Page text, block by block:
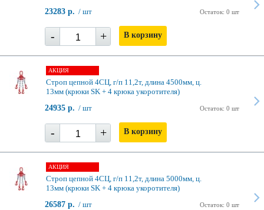
Остаток: 0 шт
23283 р. / шт
- + В корзину
АКЦИЯ
Строп цепной 4СЦ, г/п 11,2т, длина 4500мм, ц.
13мм (крюки SK + 4 крюка укоротителя)
Остаток: 0 шт
24935 р. / шт
- + В корзину
АКЦИЯ
Строп цепной 4СЦ, г/п 11,2т, длина 5000мм, ц.
13мм (крюки SK + 4 крюка укоротителя)
Остаток: 0 шт
26587 р. / шт